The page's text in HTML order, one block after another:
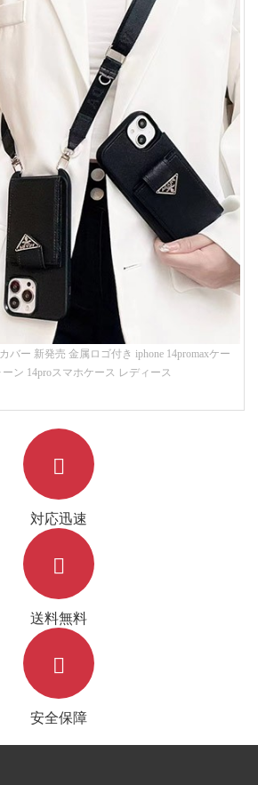
バー 新発売 金属ロゴ付き iphone 14promaxケー
ン 14proスマホケース レディース
対応迅速
送料無料
安全保障